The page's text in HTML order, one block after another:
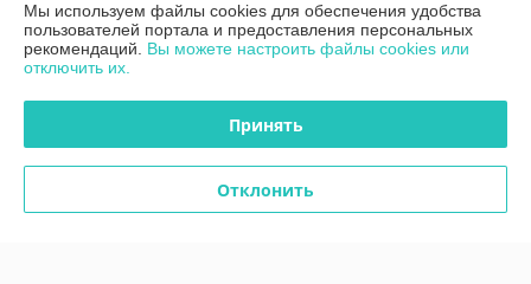
Полная версия сайта
Политика обработки cookies
Сайт создан на платформе Deal.by
Мы используем файлы cookies для обеспечения удобства
пользователей портала и предоставления персональных
рекомендаций. Вы можете настроить файлы cookies или
отключить их.
Принять
Отклонить